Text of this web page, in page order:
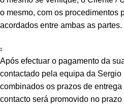
o mesmo, com os procedimentos
acordados entre ambas as partes.
Após efectuar o pagamento da
contactado pela equipa da
combinados os prazos de
contacto será promovido no